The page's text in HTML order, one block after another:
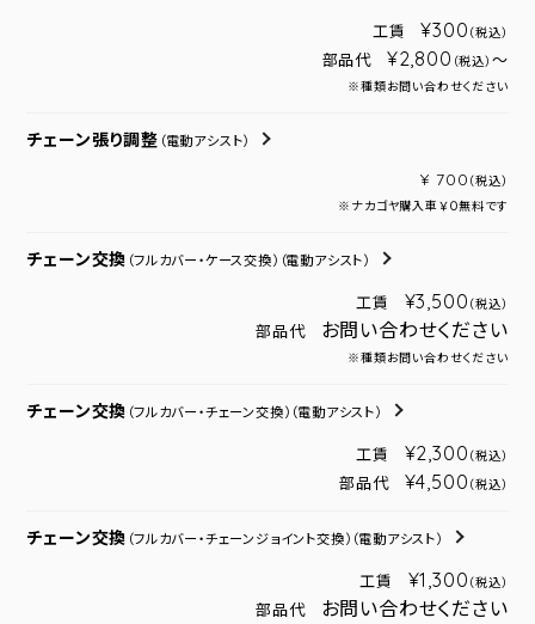
工賃 ¥300 （税込）
部品代 ¥2,800 （税込） ～
※種類お問い合わせください
チェーン張り調整 （電動アシスト）
¥ 700 （税込）
※ナカゴヤ購入車￥０無料です
チェーン交換 （フルカバー・ケース交換） （電動アシスト）
工賃 ¥3,500 （税込）
部品代 お問い合わせください
※種類お問い合わせください
チェーン交換 （フルカバー・チェーン交換） （電動アシスト）
工賃 ¥2,300 （税込）
部品代 ¥4,500 （税込）
チェーン交換 （フルカバー・チェーンジョイント交換） （電動アシスト）
工賃 ¥1,300 （税込）
部品代 お問い合わせください